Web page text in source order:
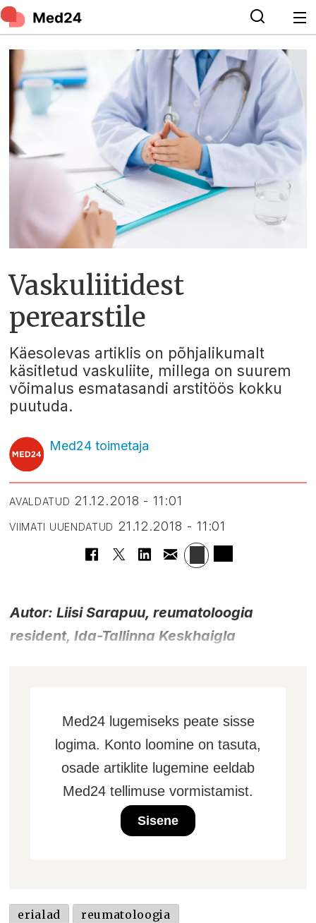
Vaskuliitidest
perearstile
Käesolevas artiklis on põhjalikumalt
käsitletud vaskuliite, millega on suurem
võimalus esmatasandi arstitöös kokku
puutuda.
Med24 toimetaja
AVALDATUD 21.12.2018 - 11:01
VIIMATI UUENDATUD 21.12.2018 - 11:01
Autor: Liisi Sarapuu, reumatoloogia
resident, Ida-Tallinna Keskhaigla
Med24 lugemiseks peate sisse
logima. Konto loomine on tasuta,
osade artiklite lugemine eeldab
Med24 tellimuse vormistamist.
Sisene
erialad
reumatoloogia